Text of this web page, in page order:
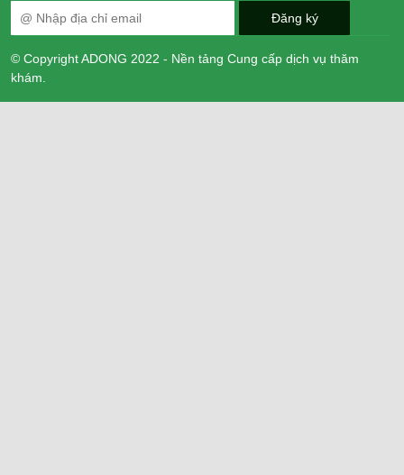
© Copyright ADONG 2022 - Nền tảng Cung cấp dịch vụ thăm
khám.